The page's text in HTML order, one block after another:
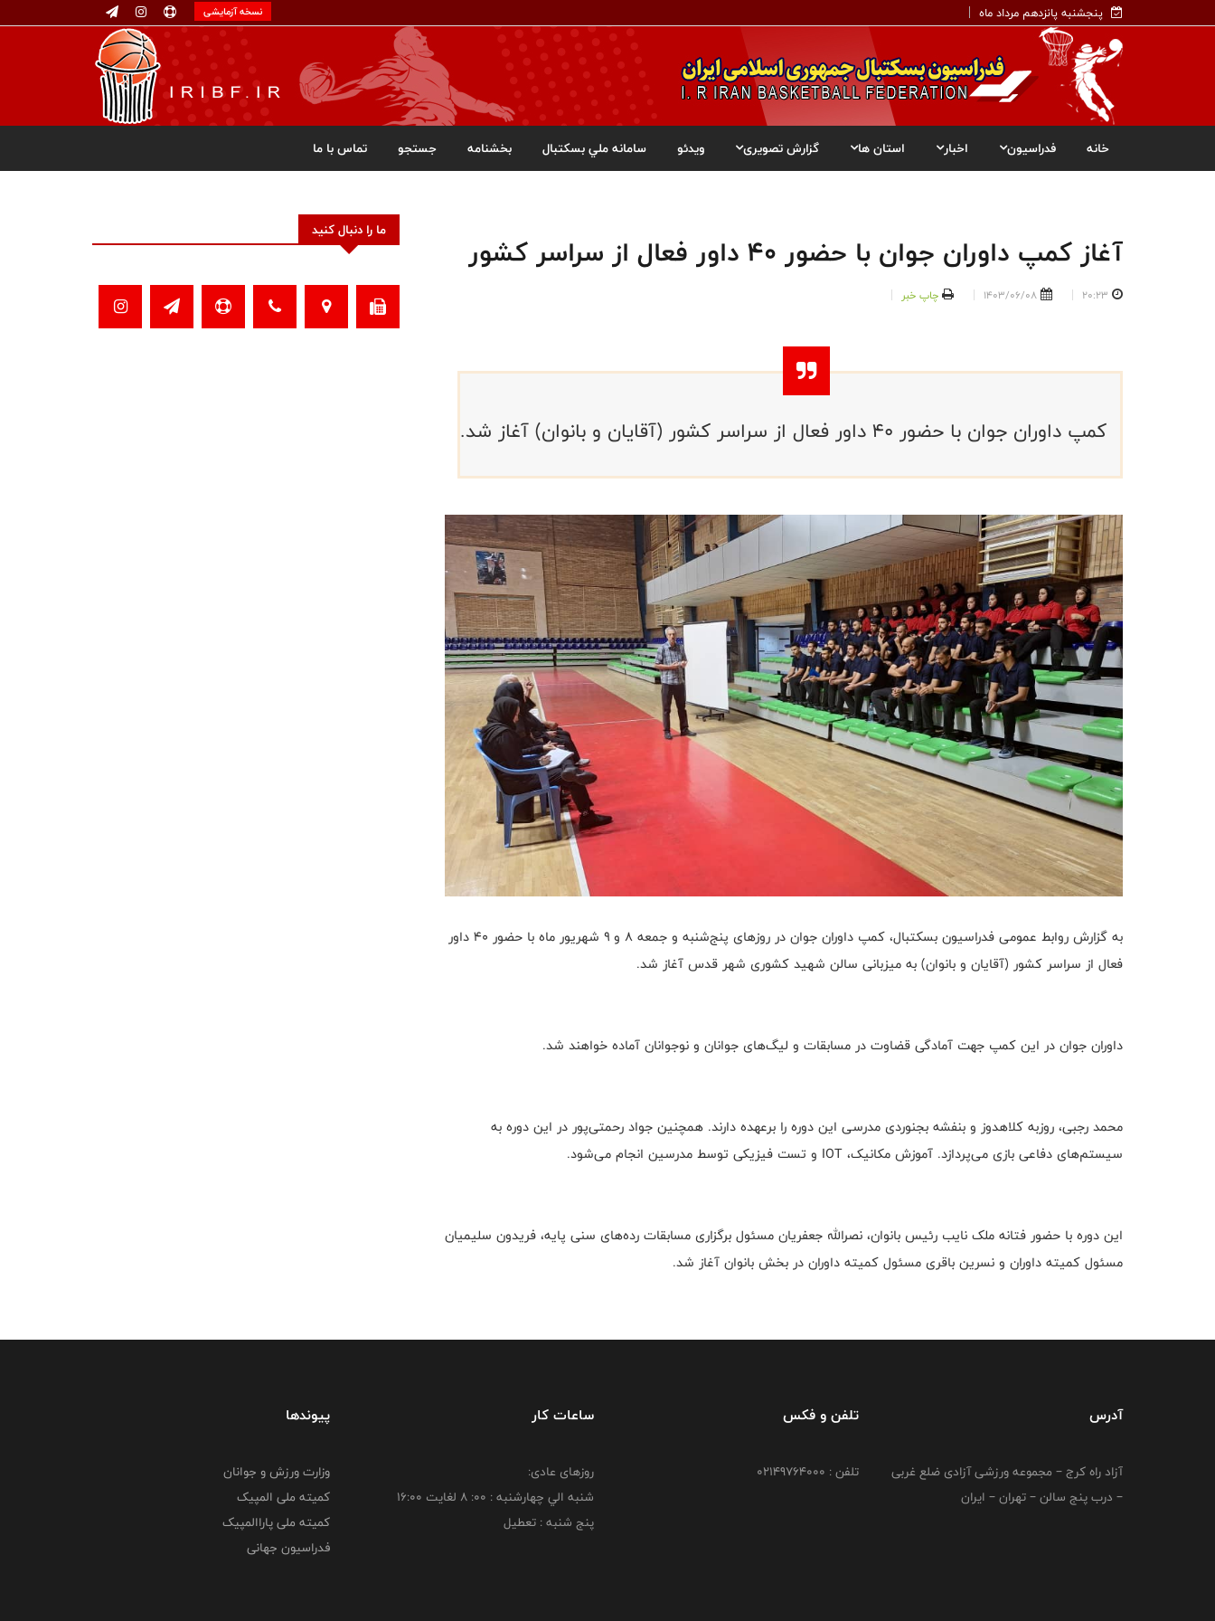
پنجشنبه پانزدهم مرداد ماه نسخه آزمایشی
خانه فدراسیون اخبار استان ها گزارش تصویری ویدئو سامانه ملي بسکتبال بخشنامه جستجو تماس با ما
آغاز کمپ داوران جوان با حضور ۴۰ داور فعال از سراسر کشور
20:23
1403/06/08 چاپ خبر
کمپ داوران جوان با حضور ۴۰ داور فعال از سراسر کشور (آقایان و بانوان) آغاز شد.
به گزارش روابط عمومی فدراسیون بسکتبال، کمپ داوران جوان در روزهای پنج‌شنبه و جمعه ۸ و ۹ شهریور ماه با حضور ۴۰ داور
فعال از سراسر کشور (آقایان و بانوان) به میزبانی سالن شهید کشوری شهر قدس آغاز شد.
داوران جوان در این کمپ جهت آمادگی قضاوت در مسابقات و لیگ‌های جوانان و نوجوانان آماده خواهند شد.
محمد رجبی، روزبه کلاهدوز و بنفشه بجنوردی مدرسی این دوره را برعهده دارند. همچنین جواد رحمتی‌پور در این دوره به
سیستم‌های دفاعی بازی می‌پردازد. آموزش مکانیک، IOT و تست فیزیکی توسط مدرسین انجام می‌شود.
این دوره با حضور فتانه ملک نایب رئیس بانوان، نصرالله جعفریان مسئول برگزاری مسابقات رده‌های سنی پایه، فریدون سلیمیان
مسئول کمیته داوران و نسرین باقری مسئول کمیته داوران در بخش بانوان آغاز شد.
ما را دنبال کنید
آدرس
آزاد راه کرج – مجموعه ورزشی آزادی ضلع غربی
– درب پنج سالن – تهران – ایران
تلفن و فکس
تلفن : 02149764000
ساعات کار
روزهای عادی:
شنبه الي چهارشنبه : 00: 8 لغايت 16:00
پنج شنبه : تعطیل
پیوندها
وزارت ورزش و جوانان
کمیته ملی المپیک
کمیته ملی پاراالمپیک
فدراسیون جهانی